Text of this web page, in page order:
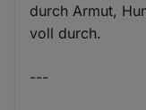
durch Armut,
voll durch.
---